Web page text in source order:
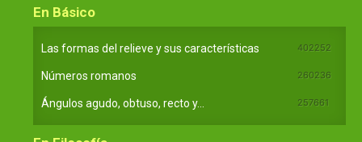
En Básico
Las formas del relieve y sus características 402252
Números romanos 260236
Ángulos agudo, obtuso, recto y... 257661